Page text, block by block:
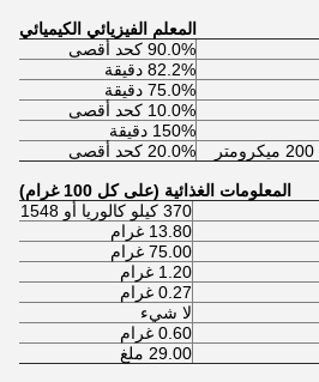
المعلم الفيزيائي الكيميائي
90.0% كحد أقصى
82.2% دقيقة
75.0% دقيقة
10.0% كحد أقصى
150% دقيقة
20.0% كحد أقصى
المعلومات الغذائية (على كل 100 غرام)
370 كيلو كالوريا أو 1548 كيلو جيه
13.80 غرام
75.00 غرام
1.20 غرام
0.27 غرام
لا شيء
0.60 غرام
29.00 ملغ